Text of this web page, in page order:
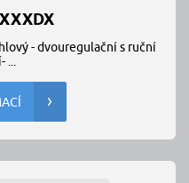
- dvouregulační s ruční